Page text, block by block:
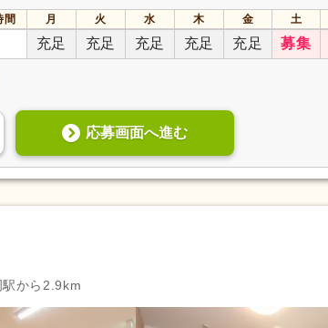
間 月 火 水 木 金
土
充足 充足 充足 充足 充足 募集
応募画面へ進む
から2.9km